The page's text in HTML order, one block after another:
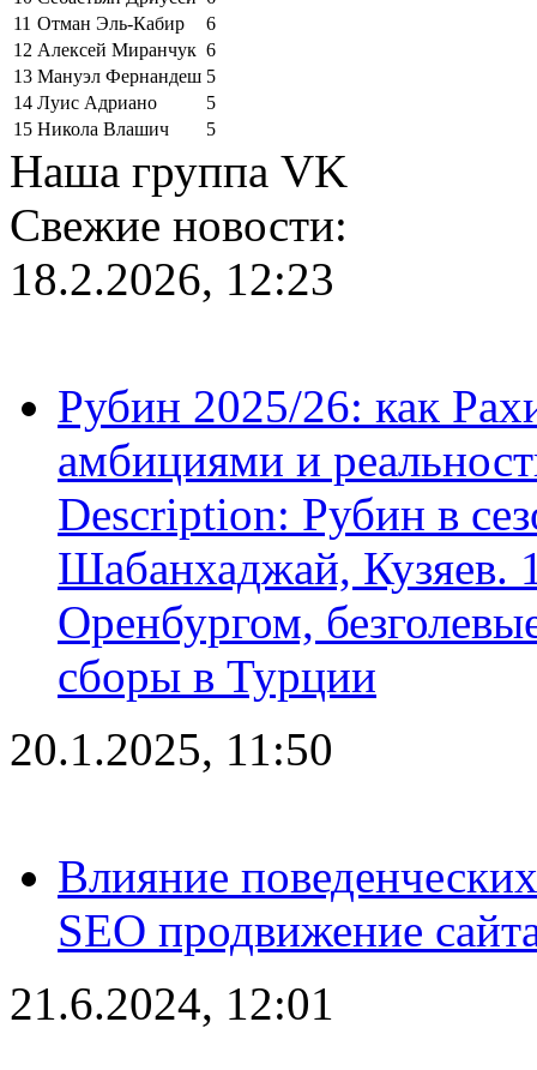
11 Отман Эль-Кабир
6
12 Алексей Миранчук 6
13 Мануэл Фернандеш 5
14 Луис Адриано
5
15 Никола Влашич 5
Наша группа VK
Свежие новости:
18.2.2026, 12:23
Рубин 2025/26: как
амбициями и
Description: Рубин в
Шабанхаджай, Кузяев.
Оренбургом,
сборы в Турции
20.1.2025, 11:50
Влияние
SEO продвижение
21.6.2024, 12:01